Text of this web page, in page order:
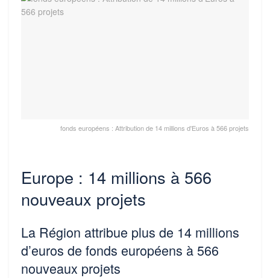
fonds européens : Attribution de 14 millions d'Euros à 566 projets
Europe : 14 millions à 566
nouveaux projets
La Région attribue plus de 14 millions
d’euros de fonds européens à 566
nouveaux projets